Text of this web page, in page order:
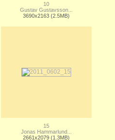
10
Gustav Gustavsson...
3690x2163 (2.5MB)
15
Jonas Hammarlund...
2661x2079 (1.3MB)